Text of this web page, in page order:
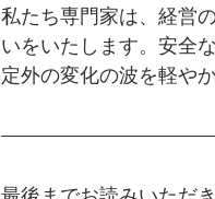
私たち専門家は、経営
いをいたします。安全
定外の変化の波を軽や